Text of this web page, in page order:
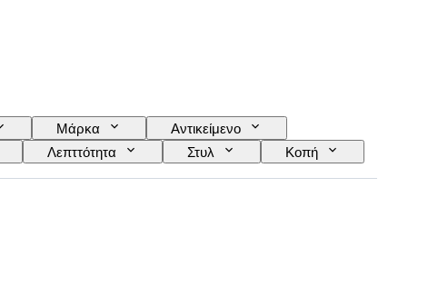
Μάρκα
Αντικείμενο
Λεπττότητα Στυλ
Κοπή
Διαφάνεια πολύτιμων λίθων
Treatment